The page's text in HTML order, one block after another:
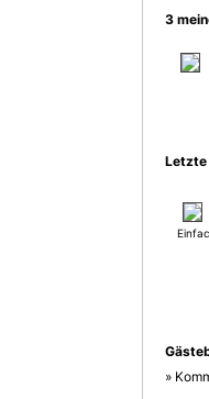
3
Letzte
»